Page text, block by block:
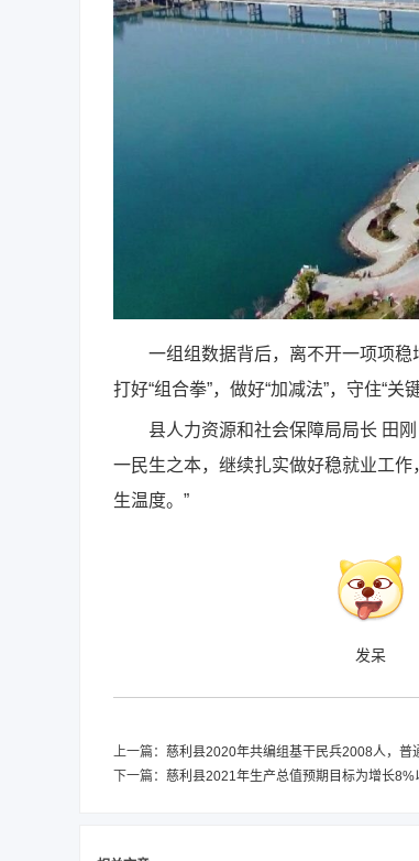
一组组数据背后，离不开一项项稳增
打好“组合拳”，做好“加减法”，守住“关
县人力资源和社会保障局局长 田刚：
一民生之本，继续扎实做好稳就业工
生温度。”
发呆
上一篇： 慈利县2020年共编组基干民兵2008人，普
下一篇： 慈利县2021年生产总值预期目标为增长8%